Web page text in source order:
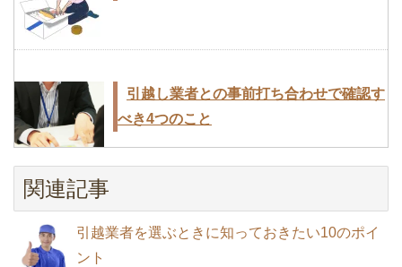
急な転勤！新居に引越しをするときに知
っておきたい5つのこと
女性の一人暮らしの引越費用相場と荷造
引越しにより旧居を退去するときに注意
引越しの訪問見積もりは嫌？メリットと
引越し業者との事前打ち合わせで確認す
べき4つのこと
引越業者が教えてくれた！業者選びに失
関連記事
引越業者を選ぶときに知っておきたい10のポイ
ント